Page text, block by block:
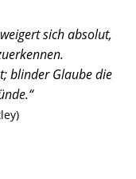
sich absolut,
blinder Glaube die
“